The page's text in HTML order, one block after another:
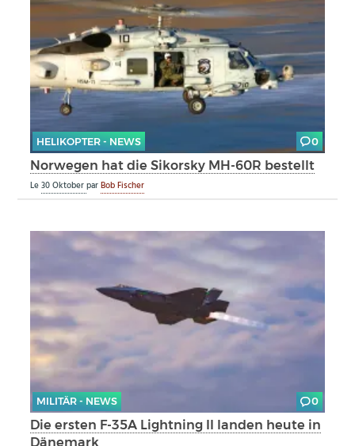
HELIKOPTER - NEWS 0
Norwegen hat die Sikorsky MH-60R bestellt
Le30 OktoberparBob Fischer
MILITÄR - NEWS 0
Die ersten F-35A Lightning II landen heute in
Dänemark